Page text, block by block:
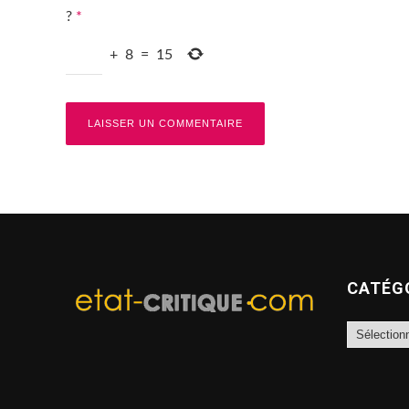
? *
+ 8 = 15
Catégories